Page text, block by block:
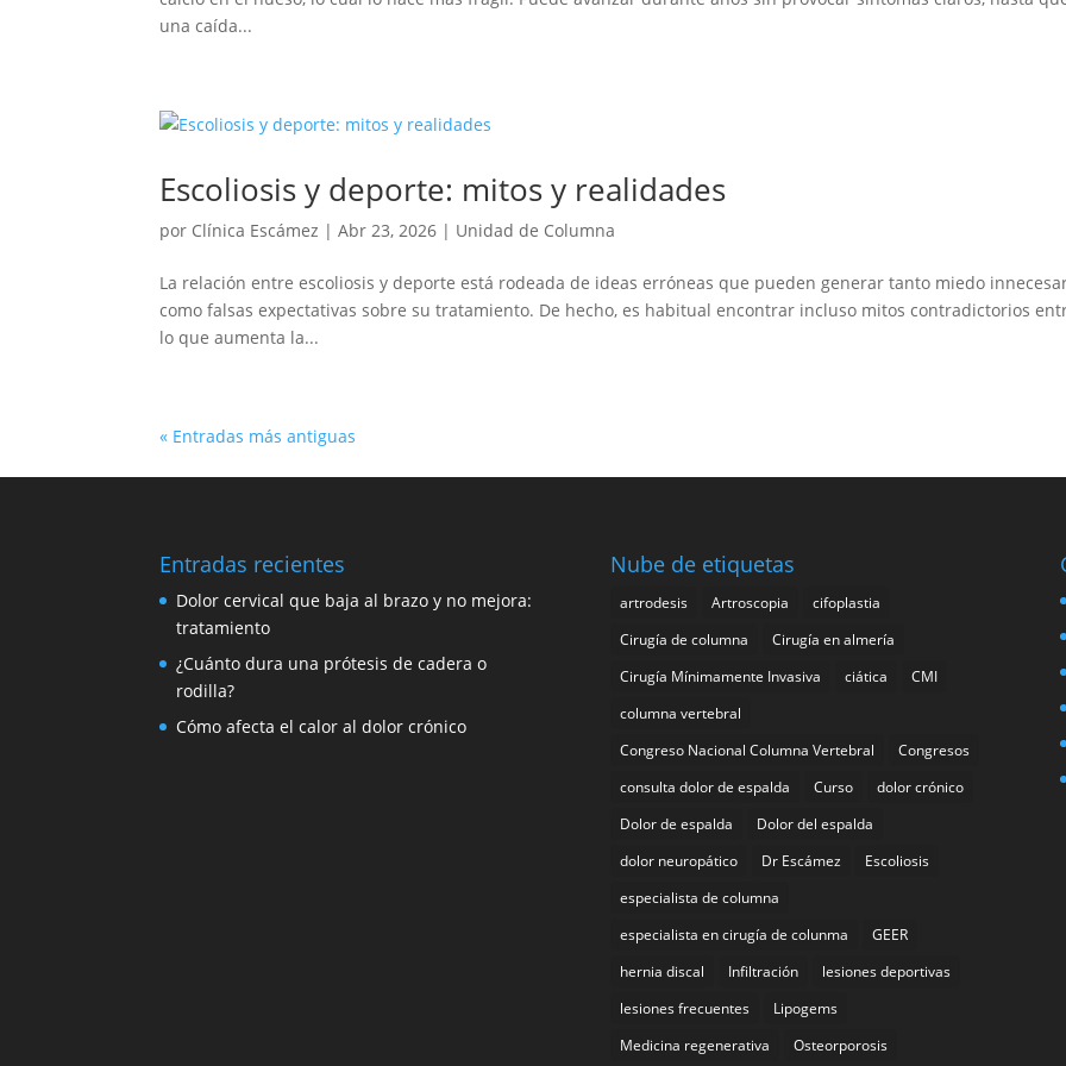
una caída...
Escoliosis y deporte: mitos y realidades
por Clínica Escámez |Abr 23, 2026 | Unidad de Columna
La relación entre escoliosis y deporte está rodeada de ideas erróneas que pueden generar tanto miedo
como falsas expectativas sobre su tratamiento. De hecho, es habitual encontrar incluso mitos contradictorios
lo que aumenta la...
« Entradas más antiguas
Entradas recientes
Dolor cervical que baja al brazo y no mejora:
tratamiento
¿Cuánto dura una prótesis de cadera o
rodilla?
Cómo afecta el calor al dolor crónico
Nube de etiquetas
artrodesis Artroscopia
cifoplastia
Cirugía de columna
Cirugía en almería
Cirugía Mínimamente Invasiva
ciática
CMI
columna vertebral
Congreso Nacional Columna Vertebral
Congresos
consulta dolor de espalda
Curso
dolor crónico
Dolor de espalda
Dolor del espalda
dolor neuropático
Dr Escámez
Escoliosis
especialista de columna
especialista en cirugía de colunma
GEER
hernia discal
Infiltración
lesiones deportivas
lesiones frecuentes
Lipogems
Medicina regenerativa
Osteorporosis